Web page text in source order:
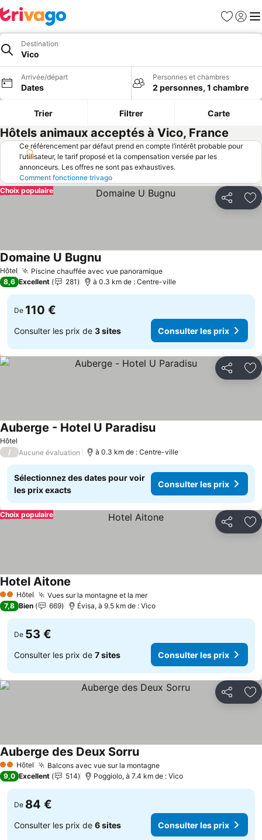
Favoris
Se
Destination
Vico
Arrivée/départ
Dates
Personnes et chambres
2 personnes, 1 chambre
Trier Filtrer Carte
Hôtels animaux acceptés à Vico, France
Ce référencement par défaut prend en compte l’intérêt probable pour
l’utilisateur, le tarif proposé et la compensation versée par les
annonceurs. Les offres ne sont pas exhaustives.
Comment fonctionne trivago
Partager
Choix populaire
Hôtel Piscine chauffée avec vue panoramiqueConsulter les prix
Domaine U BugnuConsulter les prix
8,6 Excellent 281 à 0.3 km de : Centre-ville
De 110 €
Consulter les prix de 3 sites Consulter les prix
Partager
Hôtel
Auberge - Hotel U ParadisuConsulter les prix
/ Aucune évaluation à 0.3 km de : Centre-ville
Sélectionnez des dates pour voir
les prix exacts
Consulter les prix
Partager
Choix populaire
2 Étoiles
Hôtel Vues sur la montagne et la merConsulter les prix
Hotel Aitone
7,8 Bien 669 Évisa, à 9.5 km de : Vico
De 53 €
Consulter les prix de 7 sites Consulter les prix
Partager
2 Étoiles
Hôtel Balcons avec vue sur la montagneConsulter les prix
Auberge des Deux SorruConsulter les prix
9,0 Excellent 514 Poggiolo, à 7.4 km de : Vico
De 84 €
Consulter les prix de 6 sites Consulter les prix